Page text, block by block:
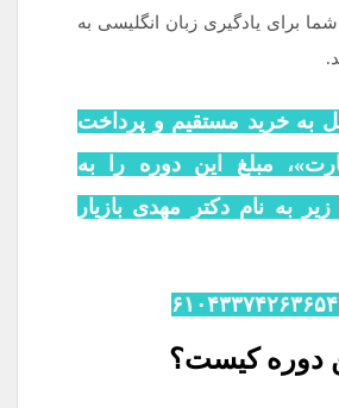
برای یادگیری زبان انگلیسی به
به خرید مستقیم و پرداخت
مبلغ این دوره را به
به نام دکتر مهدی بازیار
دوره کیست؟